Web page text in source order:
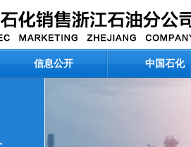
信息公开 中国石化